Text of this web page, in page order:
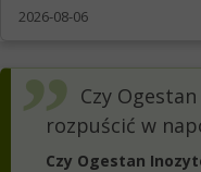
2026-08-06
Czy
rozpuścić w
Czy Ogestan